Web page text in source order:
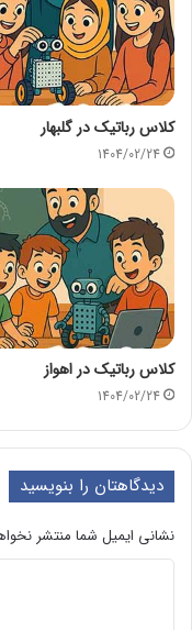
کلاس رباتیک در گلبهار
1404/02/24
کلاس رباتیک در اهواز
1404/02/24
دیدگاهتان را بنویسید
نشانی ایمیل شما منتشر